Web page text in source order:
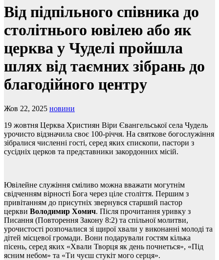
Від підпільного співника до
столітнього ювілею або як
церква у Чуделі пройшла
шлях від таємних зібрань до
благодійного центру
Жов 22, 2025 новини
19 жовтня Церква Християн Віри Євангельської села Чудель
урочисто відзначила своє 100-річчя. На святкове богослужіння
зібралися численні гості, серед яких єпископи, пастори з
сусідніх церков та представники закордонних місій.
Ювілейне служіння сміливо можна вважати могутнім
свідченням вірності Бога через ціле століття. Першим з
привітанням до присутніх звернувся старший пастор
церкви Володимир Хомич. Після прочитання уривку з
Писання (Повторення Закону 8:2) та спільної молитви,
урочистості розпочалися зі щирої хвали у виконанні молоді та
дітей місцевої громади. Вони подарували гостям кілька
пісень, серед яких «Хвали Творця як день почнеться», «Під
ясним небом» та «Ти чуєш стукіт мого серця».